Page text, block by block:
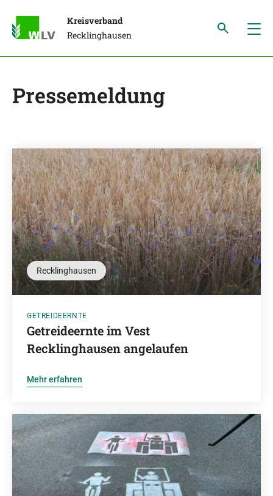
Kreisverband
Recklinghausen
Pressemeldung
Recklinghausen
GETREIDEERNTE
Getreideernte im Vest
Recklinghausen angelaufen
Mehr erfahren